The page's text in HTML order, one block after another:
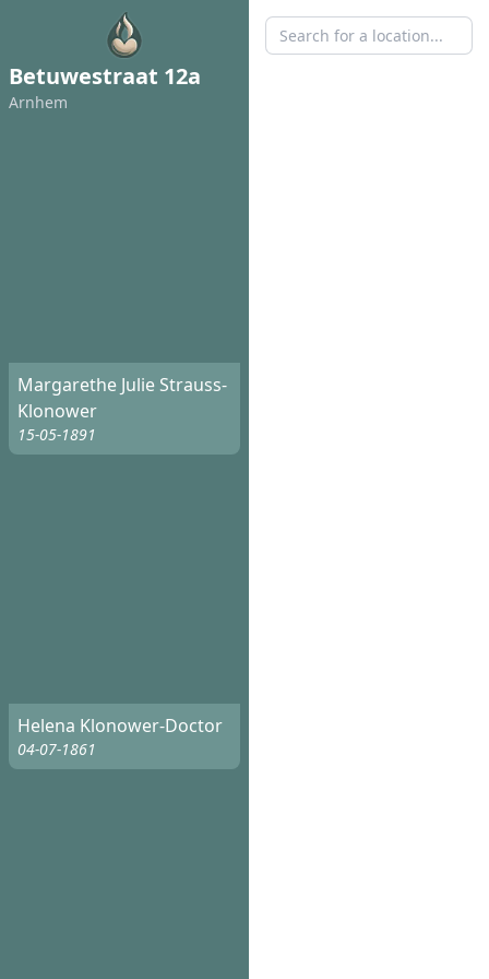
Betuwestraat 12a
Arnhem
Margarethe Julie Strauss-
Klonower
15-05-1891
Helena Klonower-Doctor
04-07-1861